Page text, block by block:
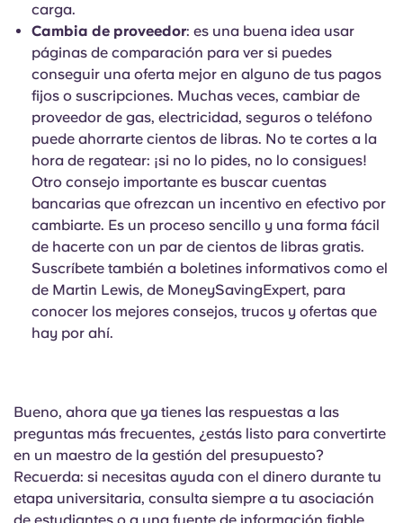
carga.
Cambia de proveedor: es una buena idea usar
páginas de comparación para ver si puedes
conseguir una oferta mejor en alguno de tus pagos
fijos o suscripciones. Muchas veces, cambiar de
proveedor de gas, electricidad, seguros o teléfono
puede ahorrarte cientos de libras. No te cortes a la
hora de regatear: ¡si no lo pides, no lo consigues!
Otro consejo importante es buscar cuentas
bancarias que ofrezcan un incentivo en efectivo por
cambiarte. Es un proceso sencillo y una forma fácil
de hacerte con un par de cientos de libras gratis.
Suscríbete también a boletines informativos como el
de Martin Lewis, de MoneySavingExpert, para
conocer los mejores consejos, trucos y ofertas que
hay por ahí.
Bueno, ahora que ya tienes las respuestas a las
preguntas más frecuentes, ¿estás listo para convertirte
en un maestro de la gestión del presupuesto?
Recuerda: si necesitas ayuda con el dinero durante tu
etapa universitaria, consulta siempre a tu asociación